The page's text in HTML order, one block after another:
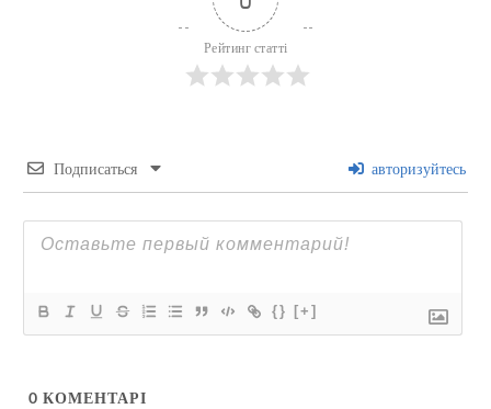
Рейтинг статті
Подписаться авторизуйтесь
{} [+]
0 КОМЕНТАРІ